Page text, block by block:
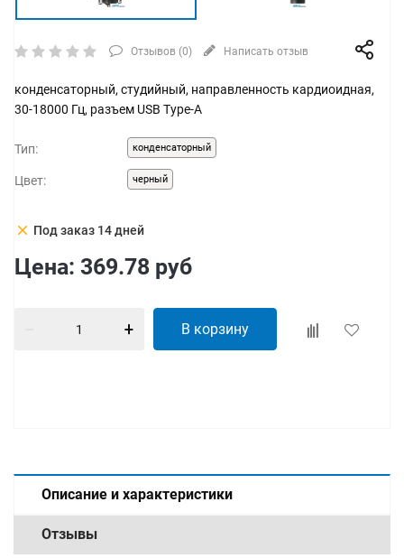
Отзывов (0) Написать отзыв
конденсаторный, студийный, направленность кардиоидная,
30-18000 Гц, разъем USB Type-A
Тип: конденсаторный
Цвет: черный
clear Под заказ 14 дней
Цена: 369.78 руб
В корзину
Описание и характеристики
Отзывы